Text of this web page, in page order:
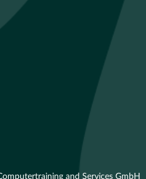
and Services GmbH